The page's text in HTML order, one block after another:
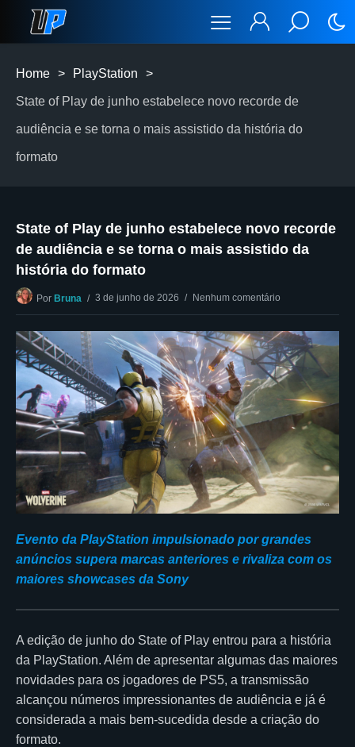
Home > PlayStation >
State of Play de junho estabelece novo recorde de
audiência e se torna o mais assistido da história do
formato
State of Play de junho estabelece novo recorde
de audiência e se torna o mais assistido da
história do formato
Por Bruna 3 de junho de 2026 Nenhum comentário
Evento da PlayStation impulsionado por grandes
anúncios supera marcas anteriores e rivaliza com os
maiores showcases da Sony
A edição de junho do State of Play entrou para a história
da PlayStation. Além de apresentar algumas das maiores
novidades para os jogadores de PS5, a transmissão
alcançou números impressionantes de audiência e já é
considerada a mais bem-sucedida desde a criação do
formato.